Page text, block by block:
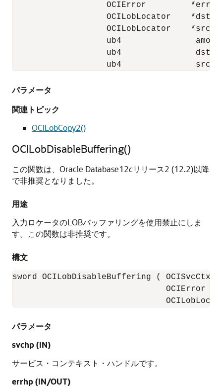
OCIError
OCILobLocator
OCILobLocator
ub4
ub4
ub4
パラメータ
関連トピック
OCILobCopy2()
OCILobDisableBuffering()
この関数は、Oracle Database12cリリース2 (12.2)以降
で非推奨となりました。
用途
入力ロケータのLOBバッファリングを使用禁止にしま
す。この関数は非推奨です。
構文
sword OCILobDisableBuffering (
OCIError
パラメータ
svchp (IN)
サービス・コンテキスト・ハンドルです。
errhp (IN/OUT)